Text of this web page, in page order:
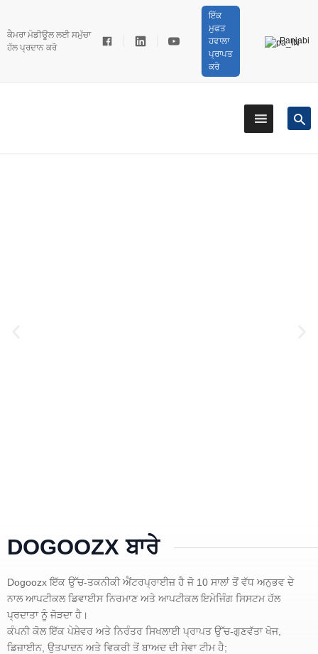
ਕੈਮਰਾ ਮੋਡੀਊਲ ਲਈ ਸਮੁੱਚਾ
ਹੱਲ ਪ੍ਰਦਾਨ ਕਰੋ
ਇੱਕ
ਮੁਫਤ
ਹਵਾਲਾ
ਪ੍ਰਾਪਤ
ਕਰੋ
Panjabi
DOGOOZX ਬਾਰੇ
Dogoozx ਇੱਕ ਉੱਚ-ਤਕਨੀਕੀ ਐਂਟਰਪ੍ਰਾਈਜ਼ ਹੈ ਜੋ 10 ਸਾਲਾਂ ਤੋਂ ਵੱਧ ਅਨੁਭਵ ਦੇ
ਨਾਲ ਆਪਟੀਕਲ ਡਿਵਾਈਸ ਨਿਰਮਾਣ ਅਤੇ ਆਪਟੀਕਲ ਇਮੇਜਿੰਗ ਸਿਸਟਮ ਹੱਲ
ਪ੍ਰਦਾਤਾ ਨੂੰ ਜੋੜਦਾ ਹੈ।
ਕੰਪਨੀ ਕੋਲ ਇੱਕ ਪੇਸ਼ੇਵਰ ਅਤੇ ਨਿਰੰਤਰ ਸਿਖਲਾਈ ਪ੍ਰਾਪਤ ਉੱਚ-ਗੁਣਵੱਤਾ ਖੋਜ,
ਡਿਜ਼ਾਈਨ, ਉਤਪਾਦਨ ਅਤੇ ਵਿਕਰੀ ਤੋਂ ਬਾਅਦ ਦੀ ਸੇਵਾ ਟੀਮ ਹੈ;